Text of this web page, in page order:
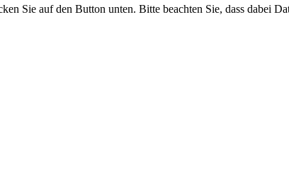
Sie auf den Button unten. Bitte beachten Sie, dass dabei